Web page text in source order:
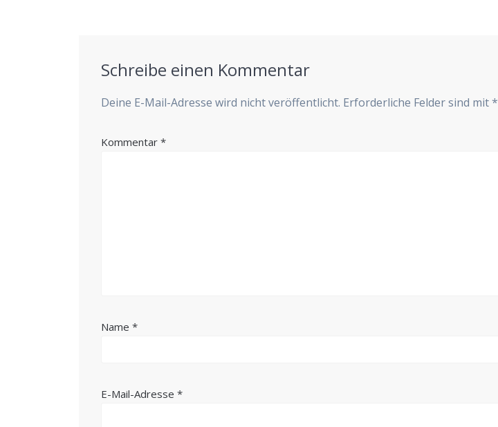
Schreibe einen Kommentar
Deine E-Mail-Adresse wird nicht veröffentlicht. Erforderliche Felder sind mit*
Kommentar*
Name*
E-Mail-Adresse*